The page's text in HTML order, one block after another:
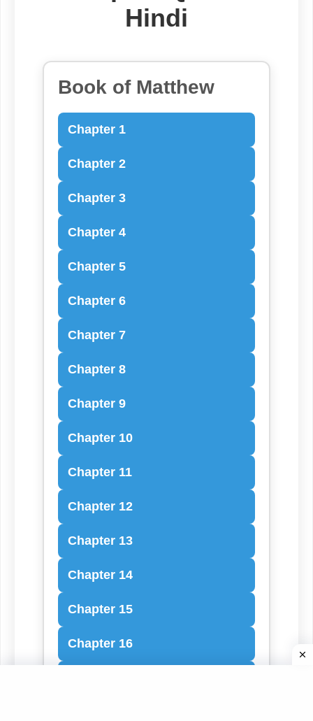
Hindi
Book of Matthew
Chapter 1
Chapter 2
Chapter 3
Chapter 4
Chapter 5
Chapter 6
Chapter 7
Chapter 8
Chapter 9
Chapter 10
Chapter 11
Chapter 12
Chapter 13
Chapter 14
Chapter 15
Chapter 16